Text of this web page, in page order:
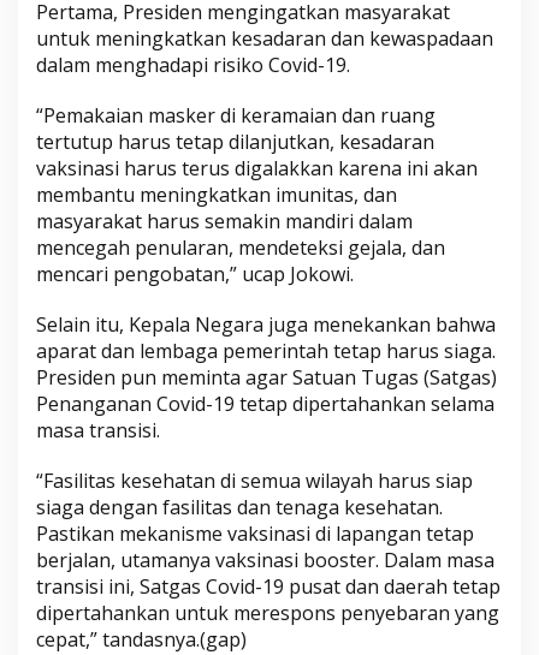
Pertama, Presiden mengingatkan masyarakat
untuk meningkatkan kesadaran dan kewaspadaan
dalam menghadapi risiko Covid-19.
“Pemakaian masker di keramaian dan ruang
tertutup harus tetap dilanjutkan, kesadaran
vaksinasi harus terus digalakkan karena ini akan
membantu meningkatkan imunitas, dan
masyarakat harus semakin mandiri dalam
mencegah penularan, mendeteksi gejala, dan
mencari pengobatan,” ucap Jokowi.
Selain itu, Kepala Negara juga menekankan bahwa
aparat dan lembaga pemerintah tetap harus siaga.
Presiden pun meminta agar Satuan Tugas (Satgas)
Penanganan Covid-19 tetap dipertahankan selama
masa transisi.
“Fasilitas kesehatan di semua wilayah harus siap
siaga dengan fasilitas dan tenaga kesehatan.
Pastikan mekanisme vaksinasi di lapangan tetap
berjalan, utamanya vaksinasi booster. Dalam masa
transisi ini, Satgas Covid-19 pusat dan daerah tetap
dipertahankan untuk merespons penyebaran yang
cepat,” tandasnya.(gap)